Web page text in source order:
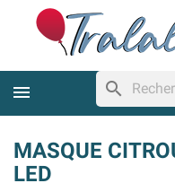
search
MASQUE
LED